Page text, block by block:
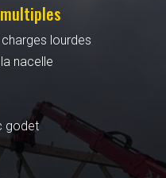
lourdes
nacelle
godet